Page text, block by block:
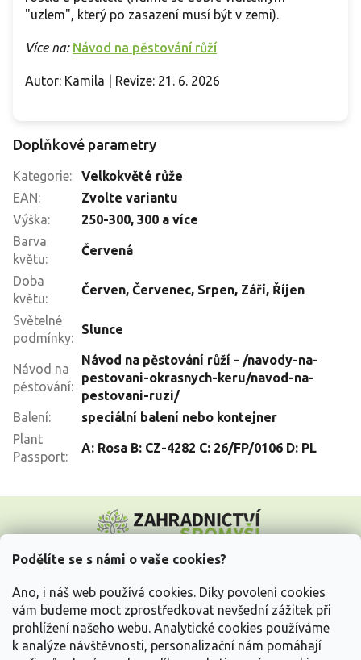
Podělíte se s námi o vaše cookies?
Ano, i náš web používá cookies. Díky povolení cookies
vám budeme moct zprostředkovat nevšední zážitek při
prohlížení našeho webu. Analytické cookies používáme
k analýze návštěvnosti, personalizační nám pomáhají
"uzlem", který po zasazení musí být v zemi).
Více na: Návod na pěstování růží
Autor: Kamila | Revize: 21. 6. 2026
Doplňkové parametry
Kategorie:
Velkokvěté růže
EAN:
Zvolte variantu
Výška: 250-300, 300 a více
Barva
květu:
Červená
Doba
květu:
Červen, Červenec, Srpen, Září, Říjen
Světelné
podmínky:
Slunce
Návod na
pěstování:
Návod na pěstování růží - /navody-na-
pestovani-okrasnych-keru/navod-na-
pestovani-ruzi/
Balení:
speciální balení nebo kontejner
Plant
Passport:
A: Rosa B: CZ-4282 C: 26/FP/0106 D: PL
p
Vše o nákupu
Informace pro Vás